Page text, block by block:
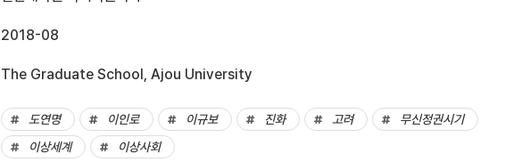
2018-08
The Graduate School, Ajou University
도연명 이인로 이규보 진화 고려
무신정권시기
이상세계
이상사회